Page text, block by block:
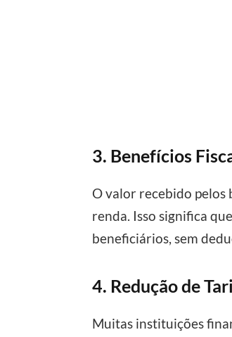
3. Benefícios
O valor recebido pelos
renda. Isso significa
beneficiários, sem
4. Redução de
Muitas instituições